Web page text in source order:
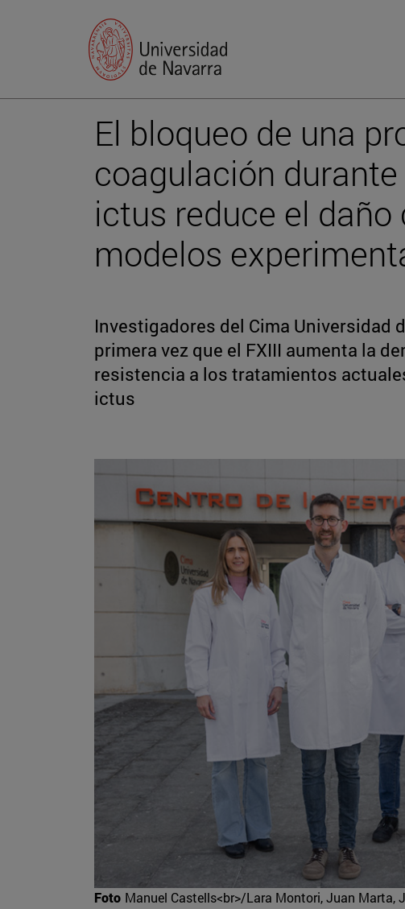
El bloqueo de una
coagulación
ictus reduce el daño
modelos
Investigadores del Cima Universidad
primera vez que el FXIII aumenta la
resistencia a los tratamientos
ictus
Foto Manuel Castells<br>/Lara Montori, Juan Marta,